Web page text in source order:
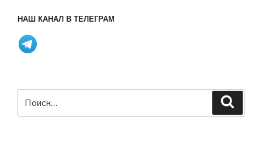
простой
802.11p
НАШ КАНАЛ В ТЕЛЕГРАМ